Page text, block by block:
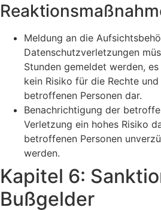
Meldung an die
Datenschutzverletzungen
Stunden gemeldet werden,
kein Risiko für die Rechte
betroffenen Personen dar.
Benachrichtigung der
Verletzung ein hohes Risiko
betroffenen Personen
werden.
Kapitel 6:
Bußgelder